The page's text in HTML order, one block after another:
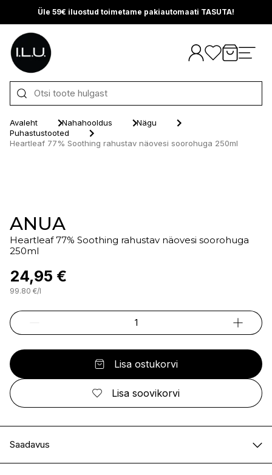
Üle 59€ iluostud toimetame pakiautomaati TASUTA!
Otse sisu juurde
Avaleht Nahahooldus
Nägu
Puhastustooted
Heartleaf 77% Soothing rahustav näovesi soorohuga 250ml
ANUA
Heartleaf 77% Soothing rahustav näovesi soorohuga
250ml
24,95 €
99.80 €/l
Lisa ostukorvi
Lisa soovikorvi
Saadavus